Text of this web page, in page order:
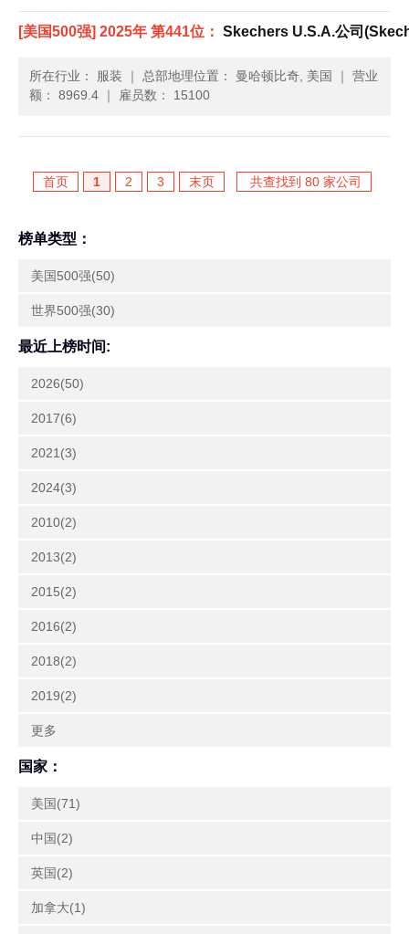
[美国500强] 2025年 第441位： Skechers U.S.A.公司
所在行业： 服装 ｜ 总部地理位置： 曼哈顿比奇, 美国 ｜ 营业
额： 8969.4 ｜ 雇员数： 15100
首页 1 2 3 末页 共查找到 80 家公司
榜单类型：
美国500强(50)
世界500强(30)
最近上榜时间:
2026(50)
2017(6)
2021(3)
2024(3)
2010(2)
2013(2)
2015(2)
2016(2)
2018(2)
2019(2)
更多
国家：
美国(71)
中国(2)
英国(2)
加拿大(1)